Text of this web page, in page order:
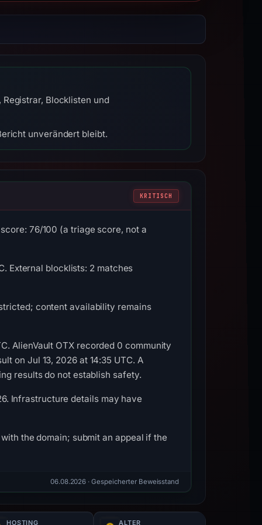
Blocklisten und
unverändert bleibt.
KRITISCH
76/100 (a triage score, not a
External blocklists: 2 matches
content availability remains
AlienVault OTX recorded 0 community
on Jul 13, 2026 at 14:35 UTC. A
results do not establish safety.
Infrastructure details may have
the domain; submit an appeal if the
06.08.2026 · Gespeicherter Beweisstand
HOSTING ALTER